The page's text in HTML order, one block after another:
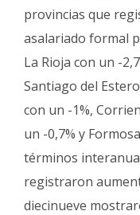
provincias que
asalariado formal
La Rioja con un -
Santiago del
con un -1%,
un -0,7% y
términos
registraron
diecinueve